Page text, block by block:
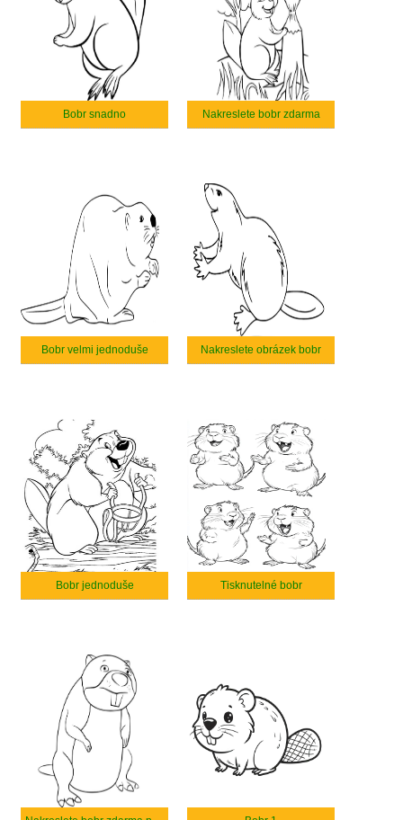
Bobr snadno Nakreslete bobr zdarma
Bobr velmi jednoduše Nakreslete obrázek bobr
Bobr jednoduše Tisknutelné bobr